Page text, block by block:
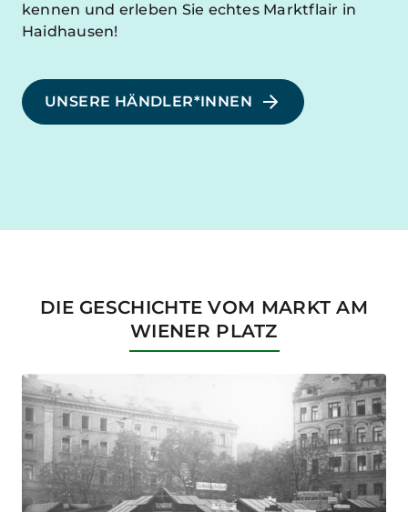
kennen und erleben Sie echtes Marktflair in
Haidhausen!
UNSERE HÄNDLER*INNEN
DIE GESCHICHTE VOM MARKT AM
WIENER PLATZ